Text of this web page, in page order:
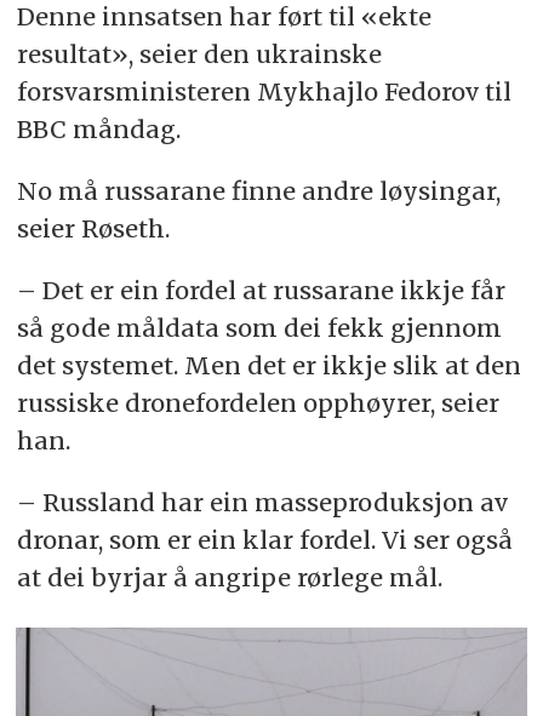
Denne innsatsen har ført til «ekte
resultat», seier den ukrainske
forsvarsministeren Mykhajlo Fedorov til
BBC måndag.
No må russarane finne andre løysingar,
seier Røseth.
– Det er ein fordel at russarane ikkje får
så gode måldata som dei fekk gjennom
det systemet. Men det er ikkje slik at den
russiske dronefordelen opphøyrer, seier
han.
– Russland har ein masseproduksjon av
dronar, som er ein klar fordel. Vi ser også
at dei byrjar å angripe rørlege mål.